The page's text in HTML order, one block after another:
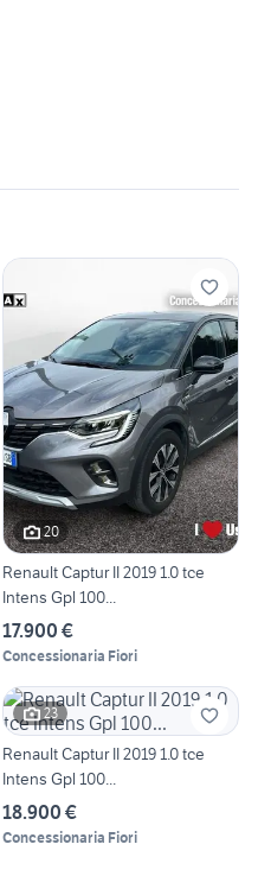
20
Renault Captur II 2019 1.0 tce
Intens Gpl 100...
17.900 €
Concessionaria Fiori
23
Renault Captur II 2019 1.0 tce
Intens Gpl 100...
18.900 €
Concessionaria Fiori